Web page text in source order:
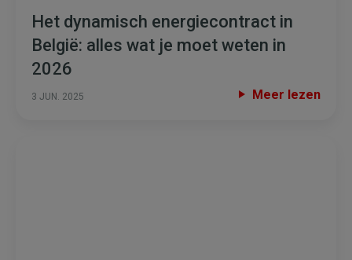
Het dynamisch energiecontract in
België: alles wat je moet weten in
2026
3 JUN. 2025 Meer lezen